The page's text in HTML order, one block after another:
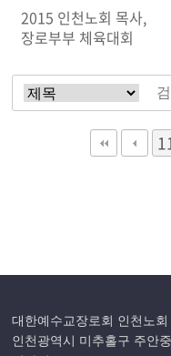
2015 인천노회 목사,
장로부부 체육대회
대한예수교장로회 인천노회
인천광역시 미추홀구 주안